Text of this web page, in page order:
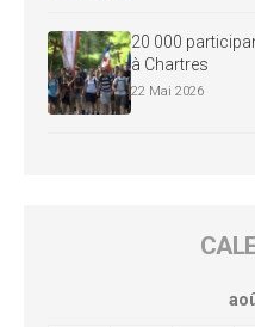
20 000
à Chartres
22 Mai 2026